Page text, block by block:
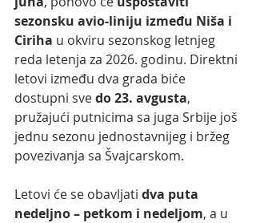
sezonsku avio-liniju između Niša i
Ciriha u okviru sezonskog letnjeg
reda letenja za 2026. godinu. Direktni
letovi između dva grada biće
dostupni sve do 23. avgusta,
pružajući putnicima sa juga Srbije još
jednu sezonu jednostavnijeg i bržeg
povezivanja sa Švajcarskom.
Letovi će se obavljati dva puta
nedeljno – petkom i nedeljom, a u